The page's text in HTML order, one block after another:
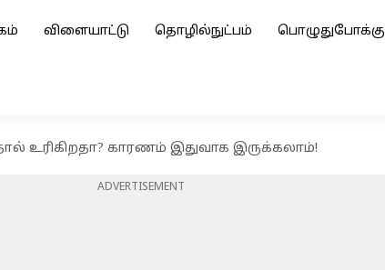
விளையாட்டு தொழில்நுட்பம் பொழுதுபோக்கு
காரணம் இதுவாக இருக்கலாம்!
ADVERTISEMENT